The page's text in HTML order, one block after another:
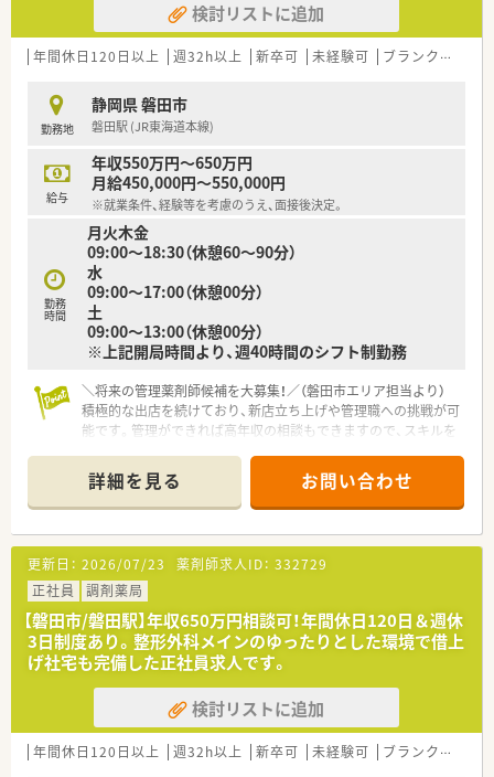
検討リストに追加
年間休日120日以上 週32h以上 新卒可 未経験可 ブランク可
勤務地
静岡県 磐田市
磐田駅 (JR東海道本線)
給与
年収550万円～650万円
月給450,000円～550,000円
※就業条件、経験等を考慮のうえ、面接後決定。
勤務
時間
月火木金
09:00～18:30（休憩60～90分）
水
09:00～17:00（休憩00分）
土
09:00～13:00（休憩00分）
※上記開局時間より、週40時間のシフト制勤務
＼将来の管理薬剤師候補を大募集！／（磐田市エリア担当より）
積極的な出店を続けており、新店立ち上げや管理職への挑戦が可
能です。管理ができれば高年収の相談もできますので、スキルを
＊------------------------------------------＊
【店舗情報と応需状況について】
■磐田駅から車で20分ほどの場所に位置しており、呼吸器科や
内科、アレルギー科をメインとした処方箋を応需しております。
■1日の処方箋枚数は60枚から80枚程度ですが、薬剤師は常時複
数名体制を維持しているため、ゆとりを持って業務に取り組めま
す。
■近隣の専門クリニックとのマンツーマン型店舗であり、特定の
科目を深く学びながら地域のかかりつけ薬局として機能してい
ます。
【募集背景と求める人物像について】
■今後の新規出店や組織体制のさらなる強化を見据えた欠員補
充のための募集であり、長期的に活躍いただける正社員を募集し
詳細を見る お問い合わせ
更新日： 2026/07/23 薬剤師求人ID： 332729
正社員
調剤薬局
【磐田市/磐田駅】年収650万円相談可！年間休日120日＆週休
3日制度あり。整形外科メインのゆったりとした環境で借上
げ社宅も完備した正社員求人です。
検討リストに追加
年間休日120日以上 週32h以上 新卒可 未経験可 ブランク可